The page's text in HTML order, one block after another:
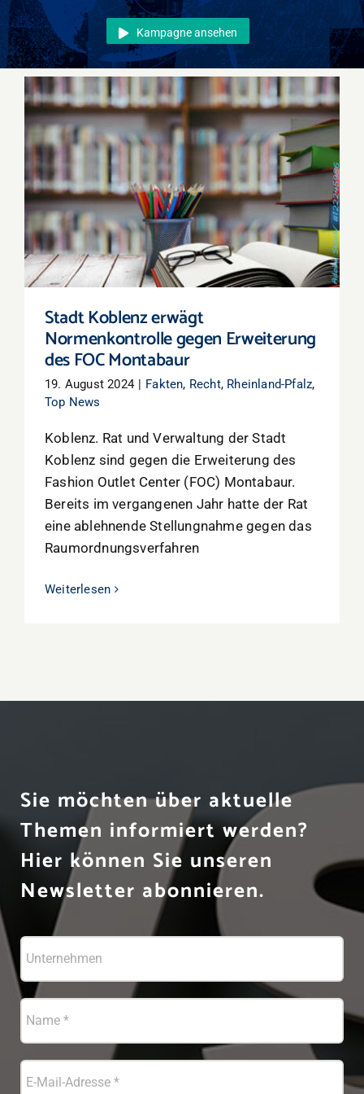
Events
Überregional
Jobs
Newsletter
Kontakt
Kampagne ansehen
Stadt Koblenz erwägt Normenkontrolle
gegen Erweiterung des FOC Montabaur
Stadt Koblenz erwägt
Normenkontrolle gegen Erweiterung
des FOC Montabaur
19. August 2024 | Fakten, Recht, Rheinland-Pfalz,
Top News
Koblenz. Rat und Verwaltung der Stadt
Koblenz sind gegen die Erweiterung des
Fashion Outlet Center (FOC) Montabaur.
Bereits im vergangenen Jahr hatte der Rat
eine ablehnende Stellungnahme gegen das
Raumordnungsverfahren
Weiterlesen
Sie möchten über aktuelle
Themen informiert werden?
Hier können Sie unseren
Newsletter abonnieren.